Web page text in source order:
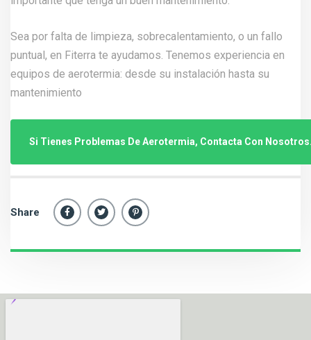
Sea por falta de limpieza, sobrecalentamiento, o un fallo
puntual, en Fiterra te ayudamos. Tenemos experiencia en
equipos de aerotermia: desde su instalación hasta su
mantenimiento
Si Tienes Problemas De Aerotermia, Contacta Con
Share